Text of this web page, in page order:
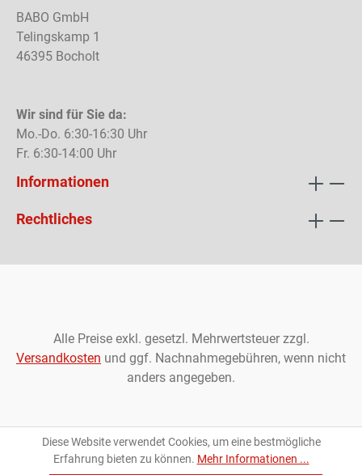
BABO GmbH
Telingskamp 1
46395 Bocholt
Wir sind für Sie da:
Mo.-Do. 6:30-16:30 Uhr
Fr. 6:30-14:00 Uhr
Informationen
Rechtliches
Alle Preise exkl. gesetzl. Mehrwertsteuer zzgl.
Versandkosten und ggf. Nachnahmegebühren, wenn nicht
anders angegeben.
Diese Website verwendet Cookies, um eine bestmögliche
Erfahrung bieten zu können. Mehr Informationen ...